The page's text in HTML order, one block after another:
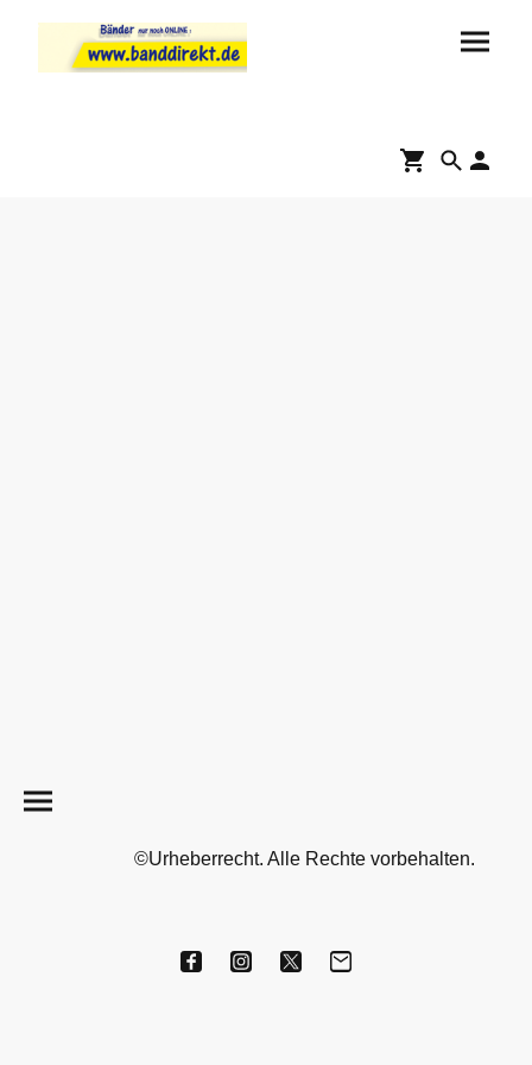
©Urheberrecht. Alle Rechte vorbehalten.